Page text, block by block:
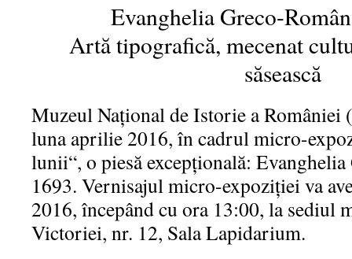
Evanghelia Greco-
Artă tipografică, mecenat
săsească
Muzeul Naţional de Istorie a
luna aprilie 2016, în cadrul micro-
lunii“, o piesă excepţională:
1693. Vernisajul micro-expoziţiei va
2016, începând cu ora 13:00, la sediul
Victoriei, nr. 12, Sala Lapidarium.